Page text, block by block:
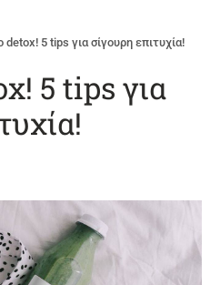
detox! 5 tips για σίγουρη επιτυχία!
5 tips για